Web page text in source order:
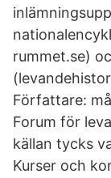
rummet.se)
Författare:
Forum för
källan tycks
Kurser och